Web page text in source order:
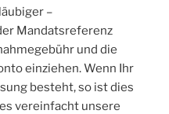
–
Mandatsreferenz
und die
einziehen. Wenn Ihr
besteht, so ist dies
vereinfacht unsere